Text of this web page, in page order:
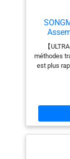
Porte
【
méthodes
est plus
【STYLE
combine
et fermés.
avec
ESPACE
x 44,8 x
permet